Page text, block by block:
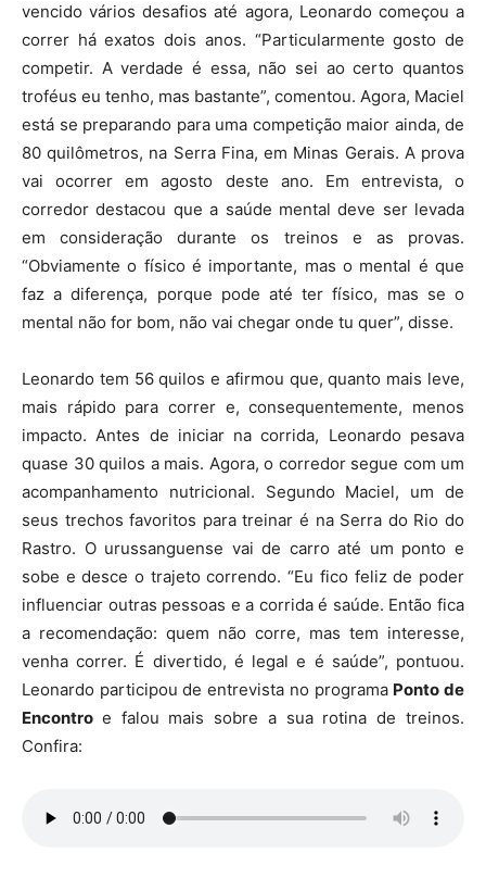
vencido vários desafios até agora, Leonardo começou a
correr há exatos dois anos. “Particularmente gosto de
competir. A verdade é essa, não sei ao certo quantos
troféus eu tenho, mas bastante”, comentou. Agora, Maciel
está se preparando para uma competição maior ainda, de
80 quilômetros, na Serra Fina, em Minas Gerais. A prova
vai ocorrer em agosto deste ano. Em entrevista, o
corredor destacou que a saúde mental deve ser levada
em consideração durante os treinos e as provas.
“Obviamente o físico é importante, mas o mental é que
faz a diferença, porque pode até ter físico, mas se o
mental não for bom, não vai chegar onde tu quer”, disse.
Leonardo tem 56 quilos e afirmou que, quanto mais leve,
mais rápido para correr e, consequentemente, menos
impacto. Antes de iniciar na corrida, Leonardo pesava
quase 30 quilos a mais. Agora, o corredor segue com um
acompanhamento nutricional. Segundo Maciel, um de
seus trechos favoritos para treinar é na Serra do Rio do
Rastro. O urussanguense vai de carro até um ponto e
sobe e desce o trajeto correndo. “Eu fico feliz de poder
influenciar outras pessoas e a corrida é saúde. Então fica
a recomendação: quem não corre, mas tem interesse,
venha correr. É divertido, é legal e é saúde”, pontuou.
Leonardo participou de entrevista no programa Ponto de
Encontro e falou mais sobre a sua rotina de treinos.
Confira: